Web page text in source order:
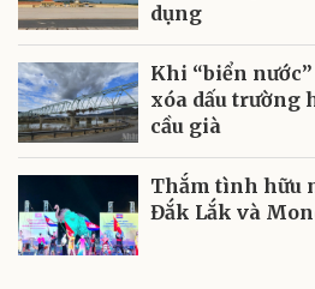
dụng
Khi “biển
xóa dấu trường
cầu già
Thắm tình hữu
Đắk Lắk và